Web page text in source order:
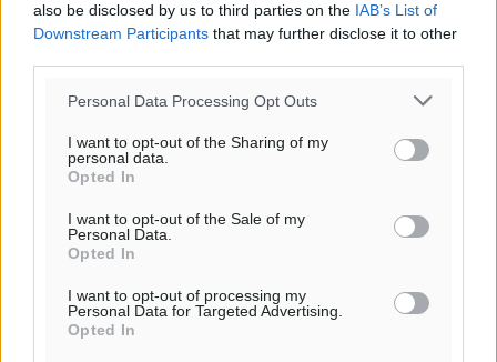
also be disclosed by us to third parties on the IAB’s List of
Downstream Participants that may further disclose it to other
Personal Data Processing Opt Outs
I want to opt-out of the Sharing of my
personal data.
Opted In
I want to opt-out of the Sale of my
Personal Data.
Opted In
I want to opt-out of processing my
Personal Data for Targeted Advertising.
Opted In